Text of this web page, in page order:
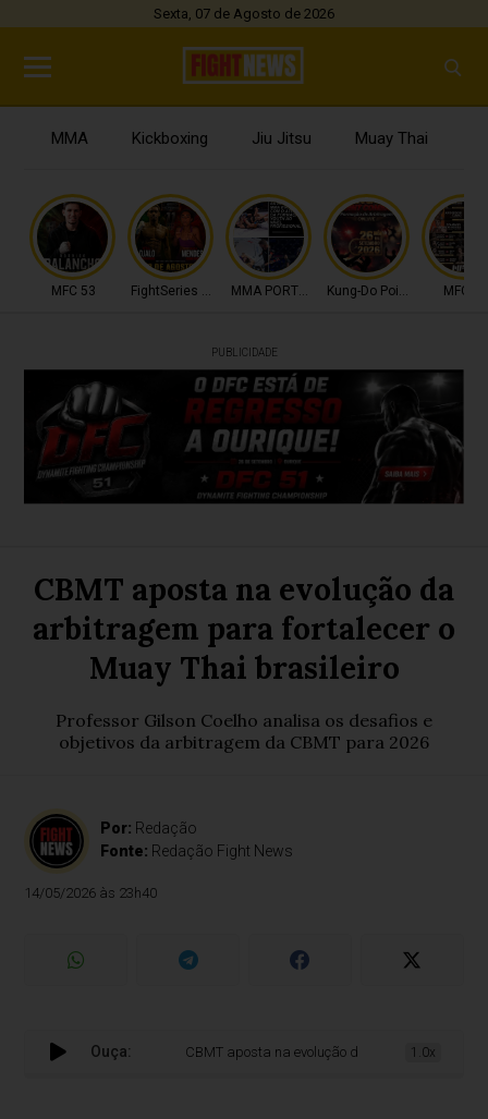
Sexta, 07 de Agosto de 2026
MMA Kickboxing Jiu Jitsu Muay Thai
MFC 53 FightSeries 11 MMA PORTUGALKung-Do Point CombatMFC 53
PUBLICIDADE
CBMT aposta na evolução da
arbitragem para fortalecer o
Muay Thai brasileiro
Professor Gilson Coelho analisa os desafios e
objetivos da arbitragem da CBMT para 2026
Por: Redação
Fonte: Redação Fight News
14/05/2026 às 23h40
Ouça: CBMT aposta na evolução da arbitragem para
1.0x